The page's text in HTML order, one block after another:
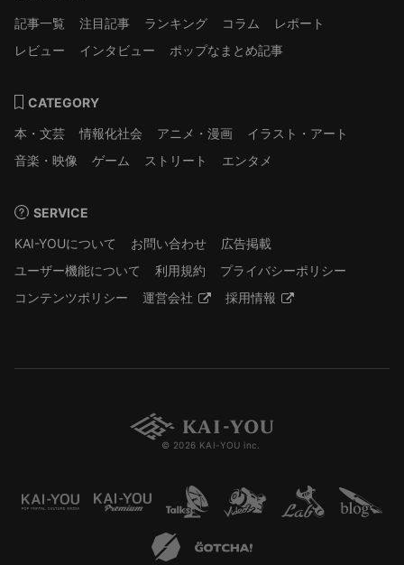
記事一覧
注目記事 ランキング コラム
レポート
レビュー
インタビュー ポップなまとめ記事
CATEGORY
本・文芸
情報化社会 アニメ・漫画
イラスト・アート
音楽・映像
ゲーム ストリート エンタメ
SERVICE
KAI-YOUについて
お問い合わせ
広告掲載
ユーザー機能について
利用規約
プライバシーポリシー
コンテンツポリシー
運営会社 採用情報
© 2026 KAI-YOU inc.